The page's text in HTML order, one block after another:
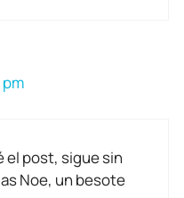
pm
el post, sigue sin
Noe, un besote